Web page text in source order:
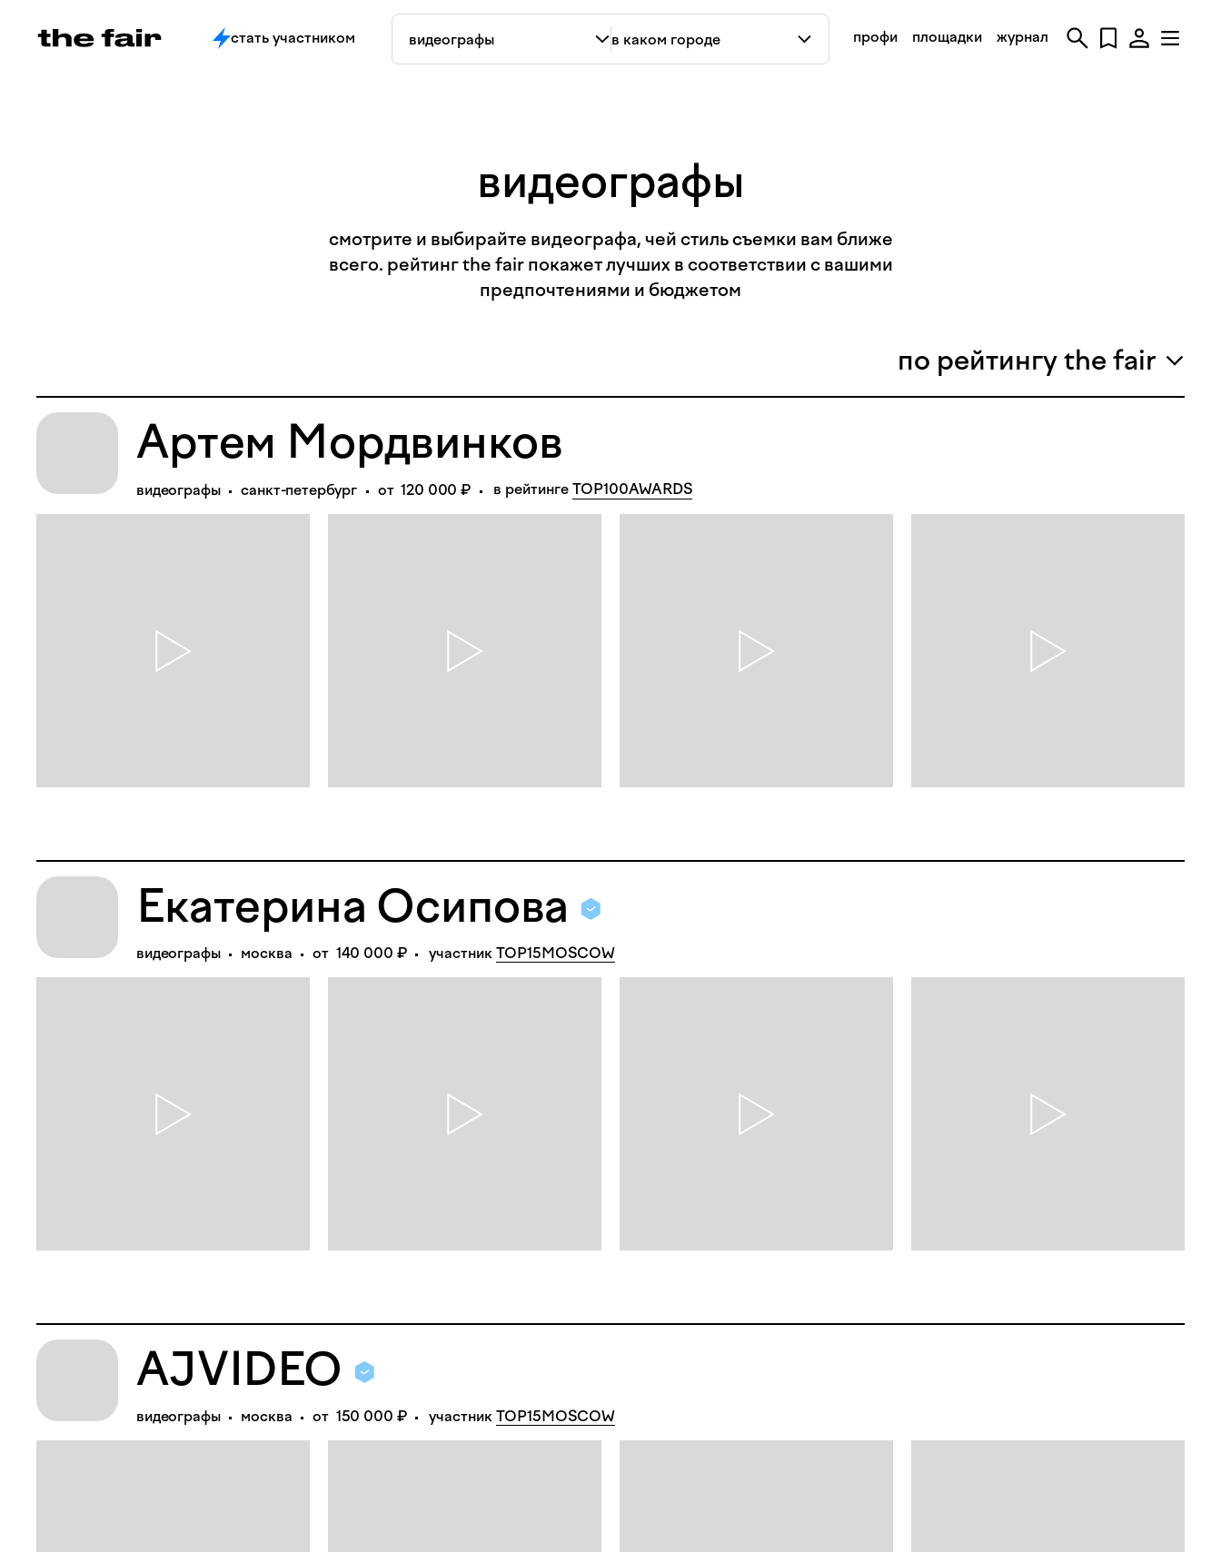
профи площадки журнал
стать участником
видеографы
смотрите и выбирайте видеографа, чей стиль съемки вам ближе
всего. рейтинг the fair покажет лучших в соответствии с вашими
предпочтениями и бюджетом
по рейтингу the fair
Артем Мордвинков
видеографы санкт-петербург от 120 000 ₽ в рейтинге TOP100AWARDS
Екатерина Осипова
видеографы москва от 140 000 ₽ участникTOP15MOSCOW
AJVIDEO
видеографы москва от 150 000 ₽ участникTOP15MOSCOW